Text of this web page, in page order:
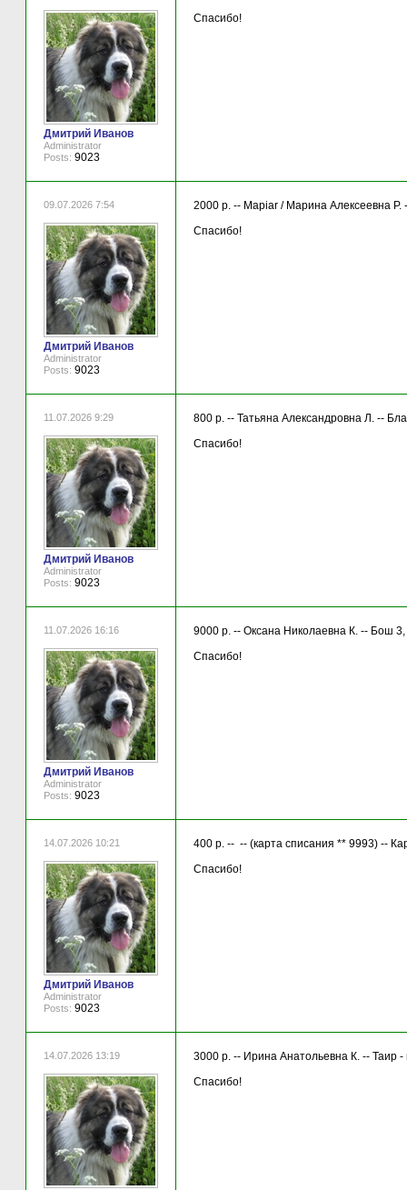
Дмитрий Иванов
Administrator
Posts: 9023
Спасибо!
09.07.2026 7:54
Дмитрий Иванов
Administrator
Posts: 9023
2000 р. -- Mapiar / Марина Алексеевна
Спасибо!
11.07.2026 9:29
Дмитрий Иванов
Administrator
Posts: 9023
800 р. -- Татьяна Александровна Л. --
Спасибо!
11.07.2026 16:16
Дмитрий Иванов
Administrator
Posts: 9023
9000 р. -- Оксана Николаевна К. -- Бош
Спасибо!
14.07.2026 10:21
Дмитрий Иванов
Administrator
Posts: 9023
400 р. -- -- (карта списания ** 9993) --
Спасибо!
14.07.2026 13:19
3000 р. -- Ирина Анатольевна К. -- Таир
Спасибо!